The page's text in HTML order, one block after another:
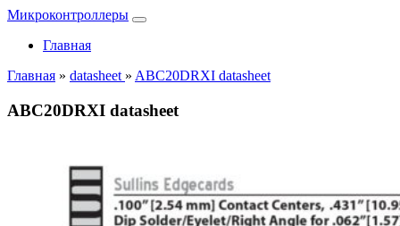
Микроконтроллеры
Главная
Главная » datasheet » ABC20DRXI datasheet
ABC20DRXI datasheet